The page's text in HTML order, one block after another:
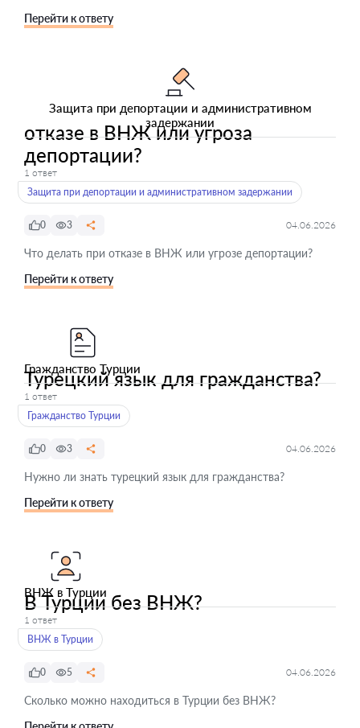
Перейти к ответу
Защита при депортации и административном
задержании
отказе в ВНЖ или угроза
депортации?
1 ответ
Защита при депортации и административном задержании
0 3 04.06.2026
Что делать при отказе в ВНЖ или угрозе депортации?
Перейти к ответу
Гражданство Турции
Турецкий язык для гражданства?
1 ответ
Гражданство Турции
0 3 04.06.2026
Нужно ли знать турецкий язык для гражданства?
Перейти к ответу
ВНЖ в Турции
В Турции без ВНЖ?
1 ответ
ВНЖ в Турции
0 5 04.06.2026
Сколько можно находиться в Турции без ВНЖ?